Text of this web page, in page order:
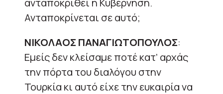
Ανταποκρίνεται σε αυτό;
ΝΙΚΟΛΑΟΣ ΠΑΝΑΓΙΩΤΟΠΟΥΛΟΣ:
Εμείς δεν κλείσαμε ποτέ κατ’ αρχάς
την πόρτα του διαλόγου στην
Τουρκία κι αυτό είχε την ευκαιρία να